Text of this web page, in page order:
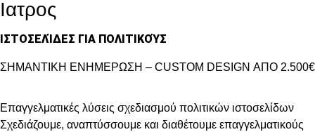
Ιατρος
ΙΣΤΟΣΕΛΊΔΕΣ ΓΙΑ ΠΟΛΙΤΙΚΟΎΣ
ΣΗΜΑΝΤΙΚΗ ΕΝΗΜΕΡΩΣΗ – CUSTOM DESIGN ΑΠΟ 2.500€
Επαγγελματικές λύσεις σχεδιασμού πολιτικών ιστοσελίδων
Σχεδιάζουμε, αναπτύσσουμε και διαθέτουμε επαγγελματικούς